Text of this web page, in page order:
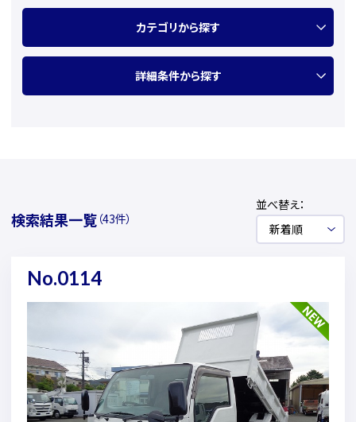
カテゴリから探す
詳細条件から探す
検索結果一覧 （43件）
並べ替え：
No.0114